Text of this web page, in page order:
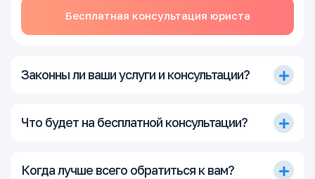
Бесплатная консультация юриста
Законны ли ваши услуги и консультации?
Что будет на бесплатной консультации?
Когда лучше всего обратиться к вам?